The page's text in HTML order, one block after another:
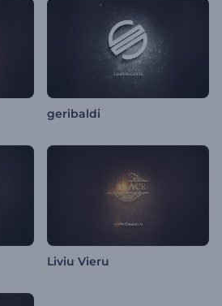
geribaldi
Liviu Vieru